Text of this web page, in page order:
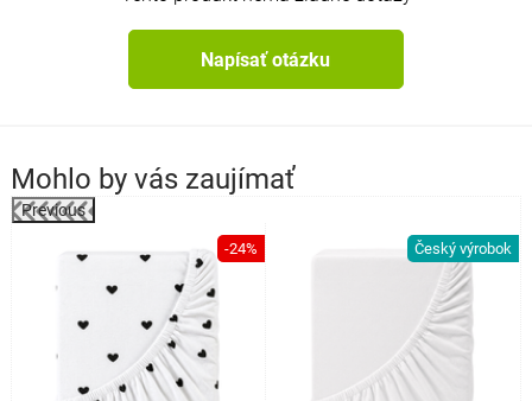
Napísať otázku
Mohlo by vás zaujímať
Previous
-24% Český výrobok